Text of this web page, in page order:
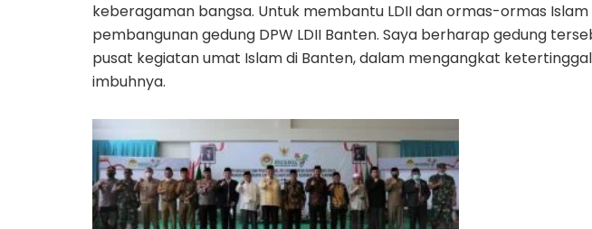
keberagaman bangsa. Untuk membantu LDII dan ormas-ormas
pembangunan gedung DPW LDII Banten. Saya berharap gedung
pusat kegiatan umat Islam di Banten, dalam mengangkat
imbuhnya.